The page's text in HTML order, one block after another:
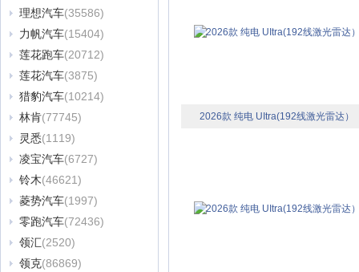
理想汽车(35586)
力帆汽车(15404)
莲花跑车(20712)
莲花汽车(3875)
猎豹汽车(10214)
林肯(77745)
灵悉(1119)
凌宝汽车(6727)
铃木(46621)
菱势汽车(1997)
零跑汽车(72436)
领汇(2520)
领克(86869)
2026款 纯电 UItra(192线激光雷达）